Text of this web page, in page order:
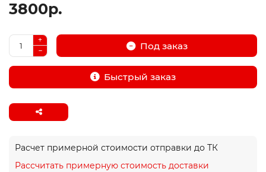
3800р.
Под заказ
Быстрый заказ
Расчет примерной стоимости отправки до ТК
Рассчитать примерную стоимость доставки